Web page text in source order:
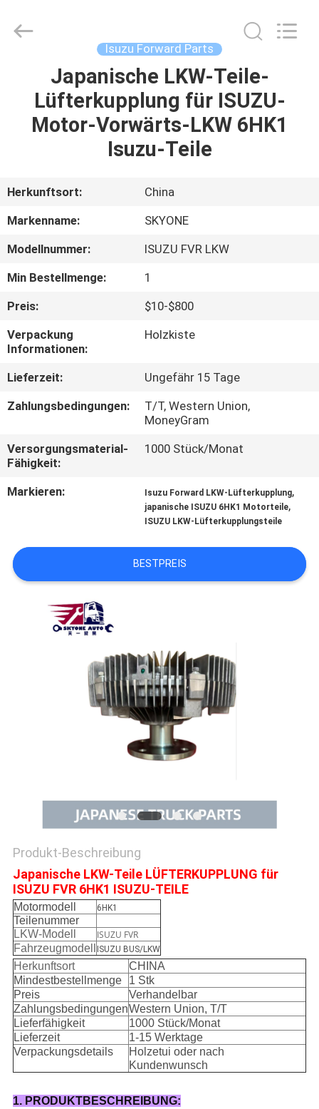
HAUS
PRODUKTE
UNS
AUSFLUG
QUALITÄTSKONTROLLE
TRETEN
SIE
MIT
IN
VERBINDUNG
FORDERN
SIE EIN
ZITAT
Isuzu Forward Parts
Japanische LKW-Teile-
Lüfterkupplung für ISUZU-
Motor-Vorwärts-LKW 6HK1
Isuzu-Teile
Herkunftsort:
China
Markenname:
SKYONE
Modellnummer:
ISUZU FVR LKW
Min Bestellmenge:
1
Preis:
$10-$800
Verpackung
Informationen:
Holzkiste
Lieferzeit:
Ungefähr 15 Tage
Zahlungsbedingungen:
T/T, Western Union,
MoneyGram
Versorgungsmaterial-
Fähigkeit:
1000 Stück/Monat
Markieren: Isuzu Forward LKW-Lüfterkupplung,
japanische ISUZU 6HK1 Motorteile,
ISUZU LKW-Lüfterkupplungsteile
BESTPREIS
Produkt-Beschreibung
Japanische LKW-Teile LÜFTERKUPPLUNG für
ISUZU FVR 6HK1 ISUZU-TEILE
Motormodell 6HK1
Teilenummer
LKW-Modell
ISUZU FVR
Fahrzeugmodell
ISUZU BUS/LKW
Herkunftsort
CHINA
Mindestbestellmenge
1 Stk
Preis
Verhandelbar
ZahlungsbedingungenWestern Union, T/T
Lieferfähigkeit
1000 Stück/Monat
Lieferzeit
1-15 Werktage
Verpackungsdetails
Holzetui oder nach
Kundenwunsch
1. PRODUKTBESCHREIBUNG: